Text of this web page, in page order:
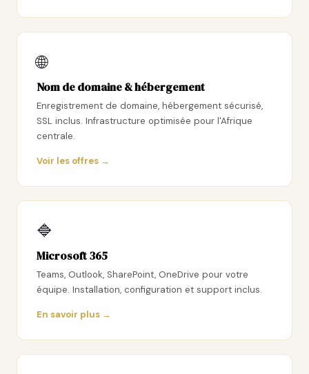
🌐
Nom de domaine & hébergement
Enregistrement de domaine, hébergement sécurisé,
SSL inclus. Infrastructure optimisée pour l'Afrique
centrale.
Voir les offres →
🔷
Microsoft 365
Teams, Outlook, SharePoint, OneDrive pour votre
équipe. Installation, configuration et support inclus.
En savoir plus →